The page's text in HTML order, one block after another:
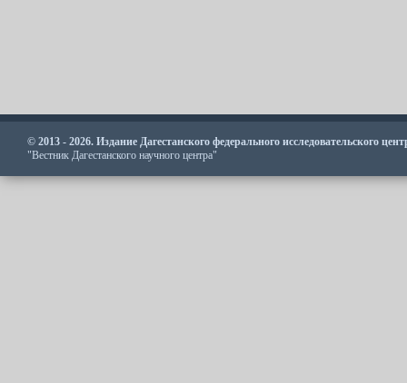
© 2013 - 2026. Издание Дагестанского федерального исследовательского
"Вестник Дагестанского научного центра"